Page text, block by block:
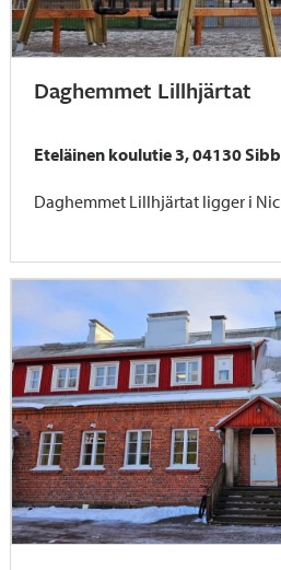
Daghemmet Lillhjärtat
Eteläinen koulutie 3, 04130
Daghemmet Lillhjärtat ligger i